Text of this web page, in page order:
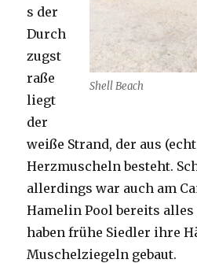
Shell Beach
s der
Durch
zugst
raße
liegt
der
weiße Strand, der aus
Herzmuscheln besteht.
allerdings war auch am
Hamelin Pool bereits
haben frühe Siedler ihre
Muschelziegeln gebaut.